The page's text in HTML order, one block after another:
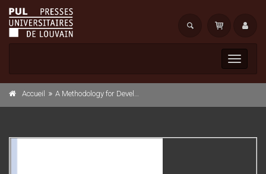
Toggle
Accueil A Methodology for Developing Multimodal User Interfaces of Information Systems